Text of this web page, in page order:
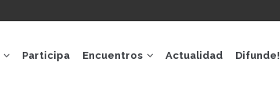
Participa Encuentros Actualidad Difunde!